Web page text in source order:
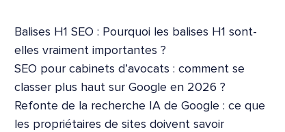
Balises H1 SEO : Pourquoi les balises H1 sont-
elles vraiment importantes ?
SEO pour cabinets d’avocats : comment se
classer plus haut sur Google en 2026 ?
Refonte de la recherche IA de Google : ce que
les propriétaires de sites doivent savoir